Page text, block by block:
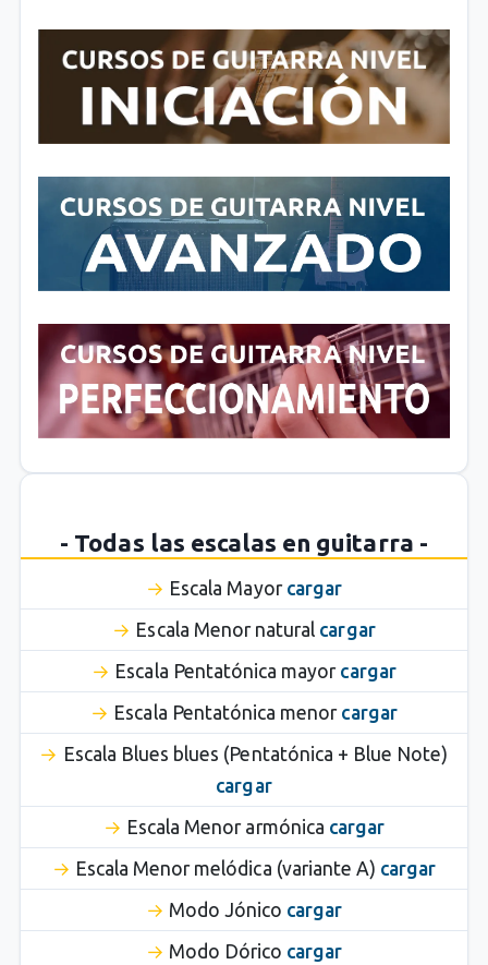
- Todas las escalas en guitarra -
Escala Mayor cargar
Escala Menor natural cargar
Escala Pentatónica mayor cargar
Escala Pentatónica menor cargar
Escala Blues blues (Pentatónica + Blue Note)
cargar
Escala Menor armónica cargar
Escala Menor melódica (variante A) cargar
Modo Jónico cargar
Modo Dórico cargar